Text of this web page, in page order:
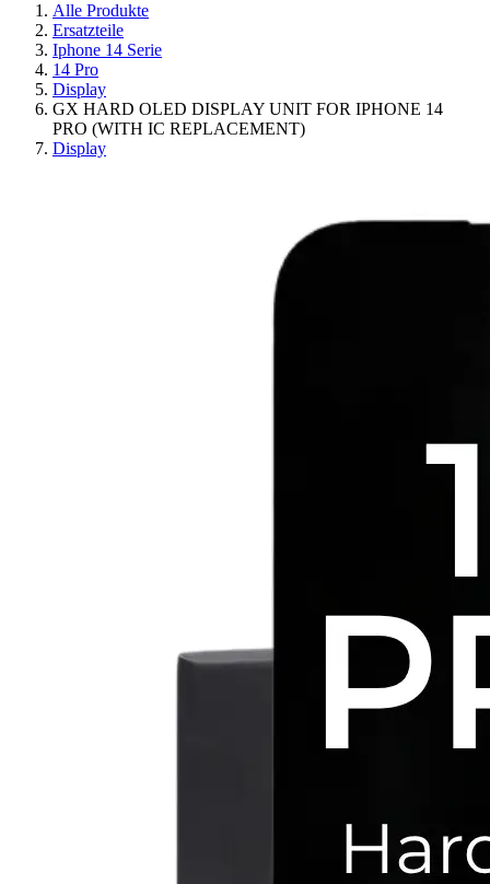
Alle Produkte
Ersatzteile
Iphone 14 Serie
14 Pro
Display
GX HARD OLED DISPLAY UNIT FOR IPHONE 14
PRO (WITH IC REPLACEMENT)
Display